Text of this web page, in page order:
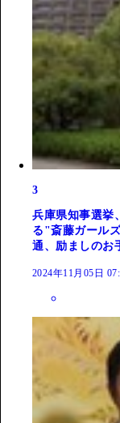
3
兵庫県知事選
る"斎藤ガール
通、励ましのお
2024年11月05日